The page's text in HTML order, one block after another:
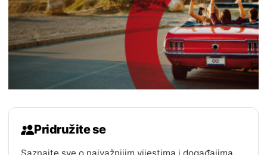
Pridružite se